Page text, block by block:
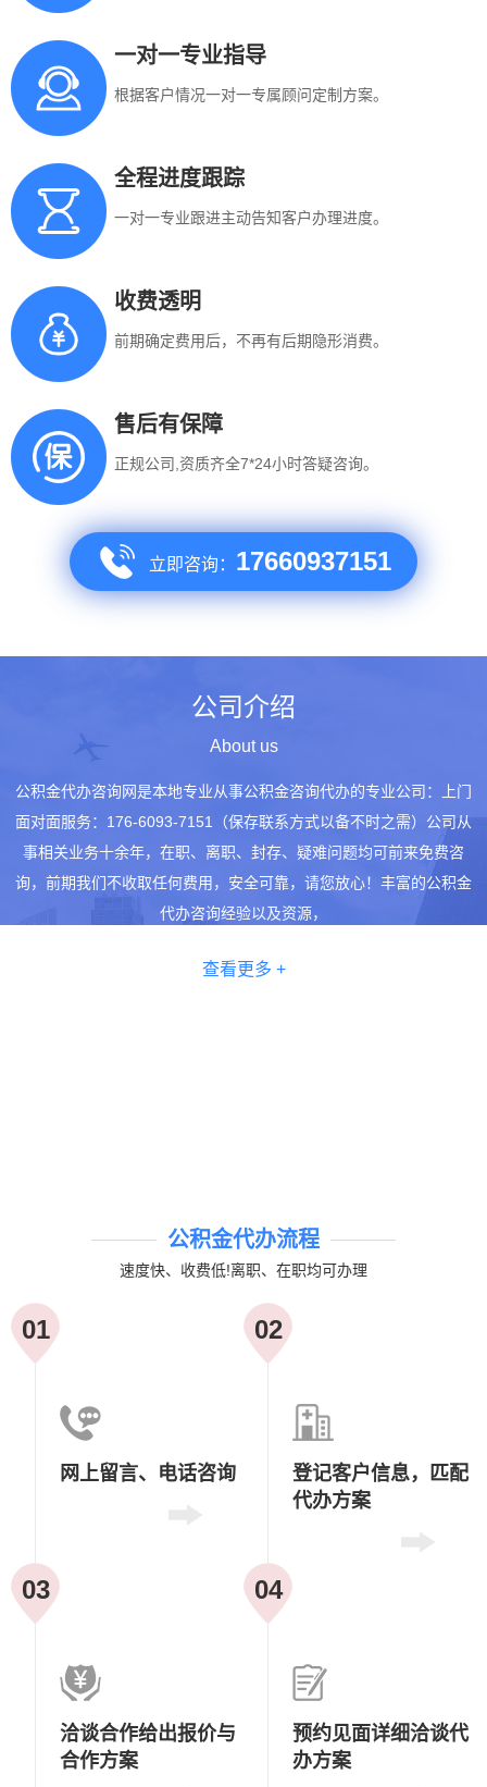
一对一专业指导
根据客户情况一对一专属顾问定制方案。
全程进度跟踪
一对一专业跟进主动告知客户办理进度。
收费透明
前期确定费用后，不再有后期隐形消费。
售后有保障
正规公司,资质齐全7*24小时答疑咨询。
立即咨询： 17660937151
公司介绍
About us
公积金代办咨询网是本地专业从事公积金咨询代办的专业公司：上门
面对面服务：176-6093-7151（保存联系方式以备不时之需）公司从
事相关业务十余年，在职、离职、封存、疑难问题均可前来免费咨
询，前期我们不收取任何费用，安全可靠，请您放心！丰富的公积金
代办咨询经验以及资源，
查看更多 +
公积金代办流程
速度快、收费低!离职、在职均可办理
01
网上留言、 电话咨询
02
登记客户信息，
匹配
代办方案
03
洽谈合作给出报价与
合作方案
04
预约见面详细洽谈代
办方案